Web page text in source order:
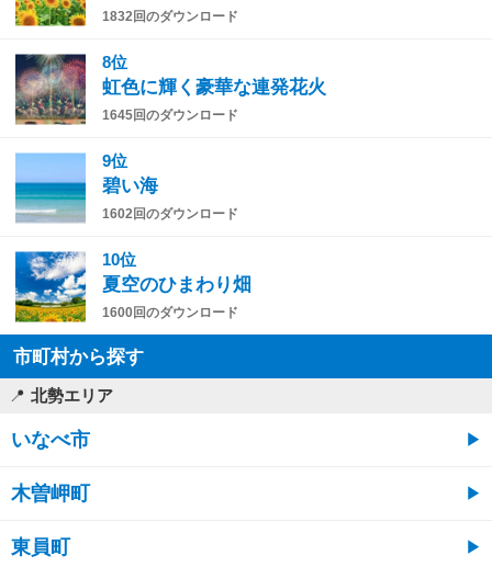
1832回のダウンロード
8位
虹色に輝く豪華な連発花火
1645回のダウンロード
9位
碧い海
1602回のダウンロード
10位
夏空のひまわり畑
1600回のダウンロード
市町村から探す
北勢エリア
いなべ市
木曽岬町
東員町